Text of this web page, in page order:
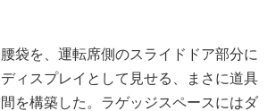
袋を、運転席側のスライドドア部分に
ィスプレイとして見せる、まさに道具
を構築した。ラゲッジスペースにはダ